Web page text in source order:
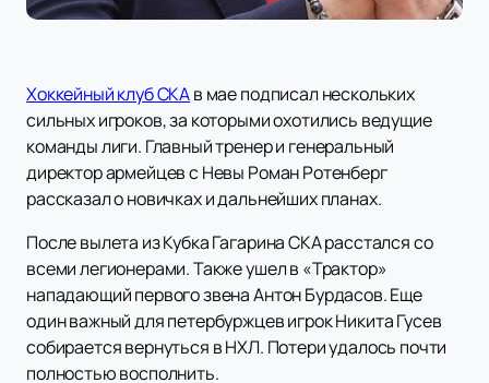
Хоккейный клуб СКАв мае подписал нескольких
сильных игроков, за которыми охотились ведущие
команды лиги. Главный тренер и генеральный
директор армейцев с Невы Роман Ротенберг
рассказал о новичках и дальнейших планах.
После вылета из Кубка Гагарина СКА расстался со
всеми легионерами. Также ушел в «Трактор»
нападающий первого звена Антон Бурдасов. Еще
один важный для петербуржцев игрок Никита Гусев
собирается вернуться в НХЛ. Потери удалось почти
полностью восполнить.